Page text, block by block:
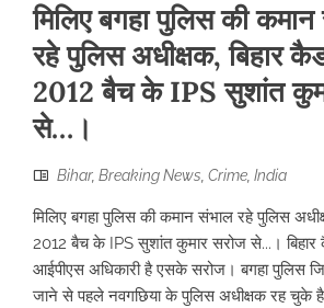
मिलिए बगहा पुलिस की
रहे पुलिस अधीक्षक, बिहार
2012 बैच के IPS सुशांत
से…।
Bihar, Breaking News, Crime, India
मिलिए बगहा पुलिस की कमान संभाल रहे पुलिस
2012 बैच के IPS सुशांत कुमार सरोज से...।
आईपीएस अधिकारी है एसके सरोज। बगहा पुलिस
जाने से पहले नवगछिया के पुलिस अधीक्षक रह चुके